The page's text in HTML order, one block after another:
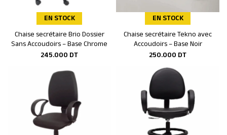
EN STOCK
Ajouter au panier
Chaise secrétaire Brio Dossier
Sans Accoudoirs – Base Chrome
245.000 DT
EN STOCK
Ajouter au panier
Chaise secrétaire Tekno avec
Accoudoirs – Base Noir
250.000 DT